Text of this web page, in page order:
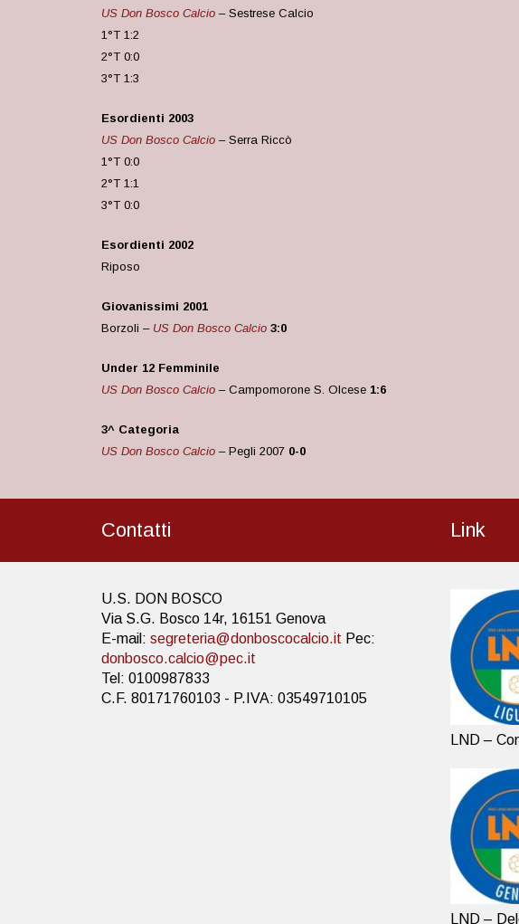
US Don Bosco Calcio – Sestrese Calcio
1°T 1:2
2°T 0:0
3°T 1:3
Esordienti 2003
US Don Bosco Calcio – Serra Riccò
1°T 0:0
2°T 1:1
3°T 0:0
Esordienti 2002
Riposo
Giovanissimi 2001
Borzoli – US Don Bosco Calcio 3:0
Under 12 Femminile
US Don Bosco Calcio – Campomorone S. Olcese 1:6
3^ Categoria
US Don Bosco Calcio – Pegli 2007 0-0
Contatti
U.S. DON BOSCO
Via S.G. Bosco 14r, 16151 Genova
E-mail: segreteria@donboscocalcio.it Pec:
donbosco.calcio@pec.it
Tel: 0100987833
C.F. 80171760103 - P.IVA: 03549710105
Link
LND –
LND –